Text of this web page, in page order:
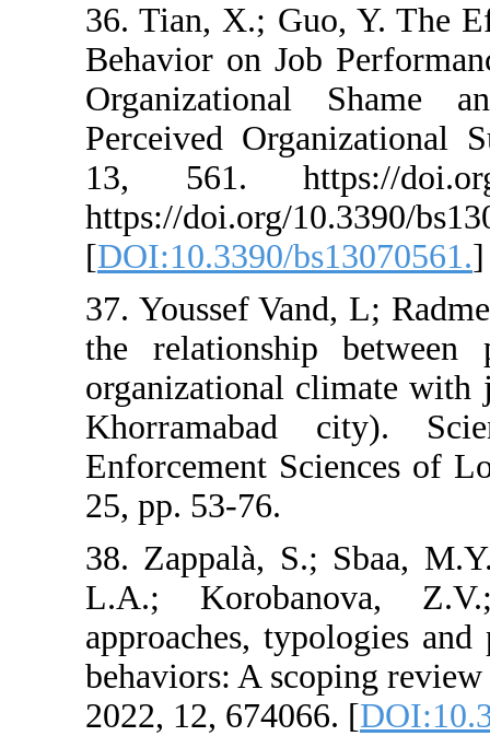
36. Tian, X.;
Behavior on
Perceived
13, 561.
https://doi.org/
[DOI:10.3390/
37. Youssef
the
organizational
Enforcement
25, pp. 53-76.
38. Zappalà,
L.A.;
approaches,
behaviors: A
2022, 12,